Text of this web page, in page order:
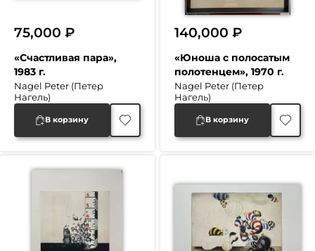
«Счастливая пара»,
1983 г.
Nagel Peter (Петер
Нагель)
75,000 ₽
В корзину
«Юноша с полосатым
полотенцем», 1970 г.
Nagel Peter (Петер
Нагель)
140,000₽
В корзину